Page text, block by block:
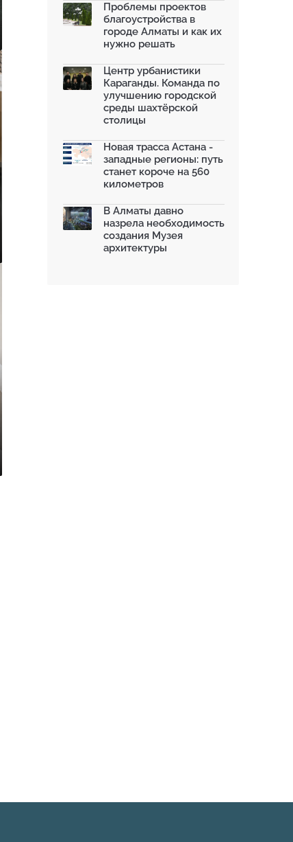
Проблемы проектов
благоустройства в
городе Алматы и как их
нужно решать
Центр урбанистики
Караганды. Команда по
улучшению городской
среды шахтёрской
столицы
Новая трасса Астана -
западные регионы: путь
станет короче на 560
километров
В Алматы давно
назрела необходимость
создания Музея
архитектуры